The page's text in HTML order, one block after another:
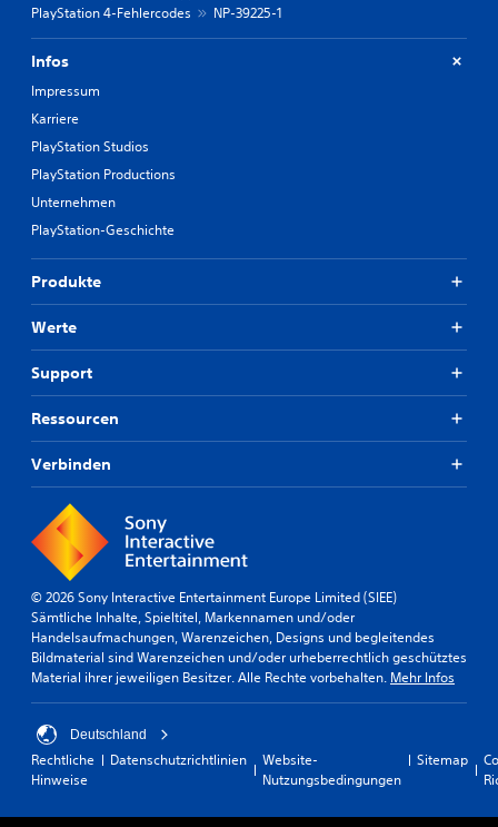
PlayStation 4-Fehlercodes
NP-39225-1
Infos
Impressum
Karriere
PlayStation Studios
PlayStation Productions
Unternehmen
PlayStation-Geschichte
Produkte
Werte
Support
Ressourcen
Verbinden
© 2026 Sony Interactive Entertainment Europe Limited (SIEE)
Sämtliche Inhalte, Spieltitel, Markennamen und/oder
Handelsaufmachungen, Warenzeichen, Designs und begleitendes
Bildmaterial sind Warenzeichen und/oder urheberrechtlich geschütztes
Material ihrer jeweiligen Besitzer. Alle Rechte vorbehalten. Mehr Infos
Deutschland
Rechtliche
Hinweise
Datenschutzrichtlinien
Website-
Nutzungsbedingungen
Sitemap